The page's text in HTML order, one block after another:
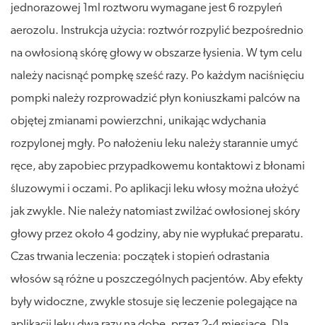
jednorazowej 1ml roztworu wymagane jest 6 rozpyleń
aerozolu. Instrukcja użycia: roztwór rozpylić bezpośrednio
na owłosioną skórę głowy w obszarze łysienia. W tym celu
należy nacisnąć pompkę sześć razy. Po każdym naciśnięciu
pompki należy rozprowadzić płyn koniuszkami palców na
objętej zmianami powierzchni, unikając wdychania
rozpylonej mgły. Po nałożeniu leku należy starannie umyć
ręce, aby zapobiec przypadkowemu kontaktowi z błonami
śluzowymi i oczami. Po aplikacji leku włosy można ułożyć
jak zwykle. Nie należy natomiast zwilżać owłosionej skóry
głowy przez około 4 godziny, aby nie wypłukać preparatu.
Czas trwania leczenia: początek i stopień odrastania
włosów są różne u poszczególnych pacjentów. Aby efekty
były widoczne, zwykle stosuje się leczenie polegające na